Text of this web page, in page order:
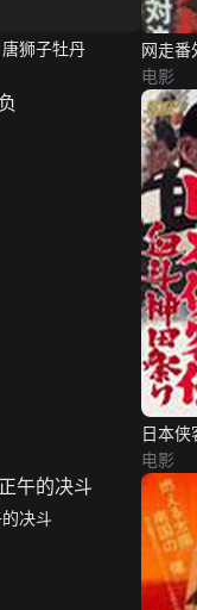
狮子牡丹
网走番
电影
日本
电影
决斗